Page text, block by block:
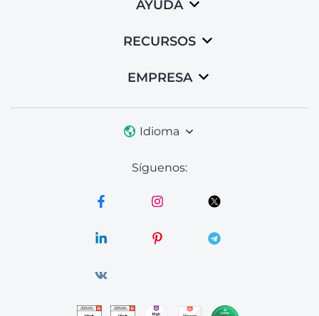
AYUDA
RECURSOS
EMPRESA
Idioma
Síguenos: